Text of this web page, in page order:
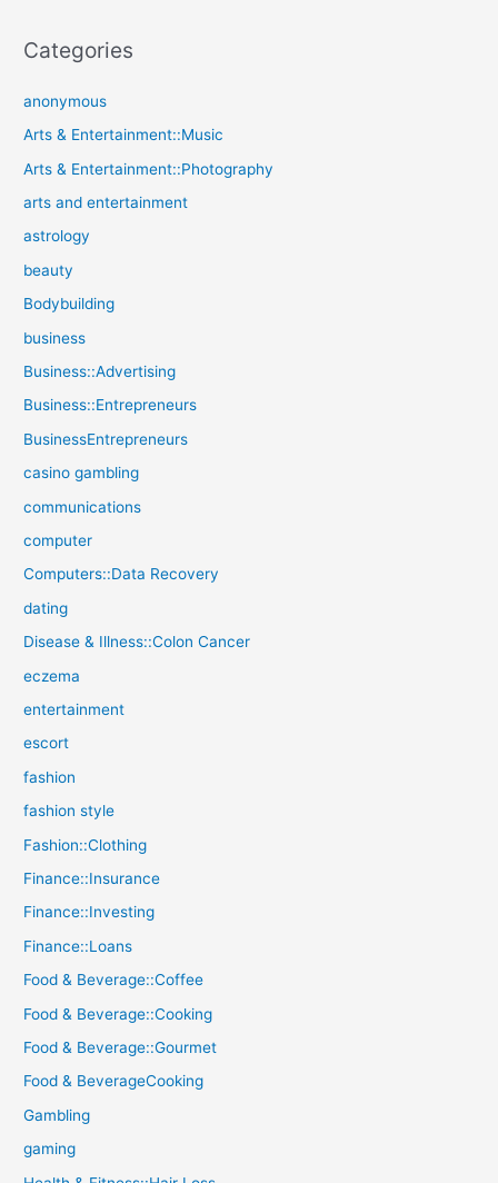
Categories
anonymous
Arts & Entertainment::Music
Arts & Entertainment::Photography
arts and entertainment
astrology
beauty
Bodybuilding
business
Business::Advertising
Business::Entrepreneurs
BusinessEntrepreneurs
casino gambling
communications
computer
Computers::Data Recovery
dating
Disease & Illness::Colon Cancer
eczema
entertainment
escort
fashion
fashion style
Fashion::Clothing
Finance::Insurance
Finance::Investing
Finance::Loans
Food & Beverage::Coffee
Food & Beverage::Cooking
Food & Beverage::Gourmet
Food & BeverageCooking
Gambling
gaming